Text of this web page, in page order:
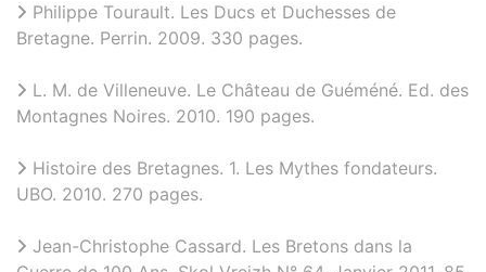
Philippe Tourault. Les Ducs et Duchesses de
Bretagne. Perrin. 2009. 330 pages.
L. M. de Villeneuve. Le Château de Guéméné. Ed. des
Montagnes Noires. 2010. 190 pages.
Histoire des Bretagnes. 1. Les Mythes fondateurs.
UBO. 2010. 270 pages.
Jean-Christophe Cassard. Les Bretons dans la